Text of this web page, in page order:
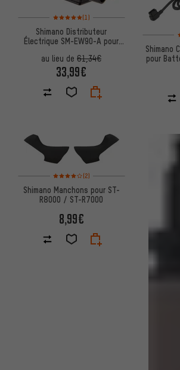
Note moyenne : 5 sur 5 d'après 1 avis
(1)
Shimano Distributeur
Électrique SM-EW90-A pour
au lieu de 61,34€
33,99€
Shimano
pour
Note moyenne : 4 sur 5 d'après 2 avis
(2)
Shimano Manchons pour ST-
R8000 / ST-R7000
8,99€